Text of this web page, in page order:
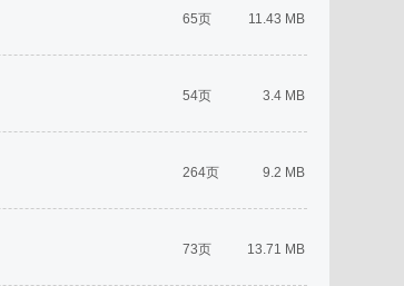
11.43 MB
65页
3.4 MB
54页
9.2 MB
264页
13.71 MB
73页